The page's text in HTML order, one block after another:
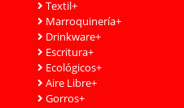
Textil+
Marroquinería+
Drinkware+
Escritura+
Ecológicos+
Aire Libre+
Gorros+